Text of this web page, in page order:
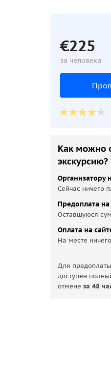
€225
за человека
Как можно
экскурсию?
Организатору
Сейчас ничего
Предоплата на
Оставшуюся
Оплата на
На месте
Для
доступен
отменеза 48